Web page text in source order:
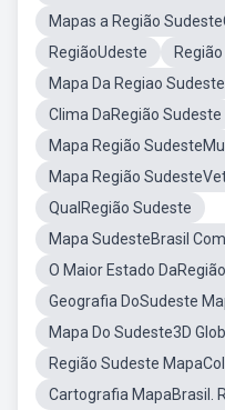
Mapas a Região
RegiãoUdeste
Mapa Da Regiao
Clima DaRegião Sudeste
Mapa Região
Mapa Região
QualRegião Sudeste
Mapa SudesteBrasil
O Maior Estado
Geografia DoSudeste
Mapa Do Sudeste3D
Região Sudeste
Cartografia MapaBrasil.